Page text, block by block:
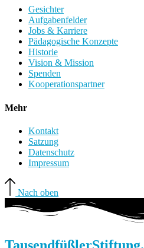
Gesichter
Aufgabenfelder
Jobs & Karriere
Pädagogische Konzepte
Historie
Vision & Mission
Spenden
Kooperationspartner
Mehr
Kontakt
Satzung
Datenschutz
Impressum
Nach oben